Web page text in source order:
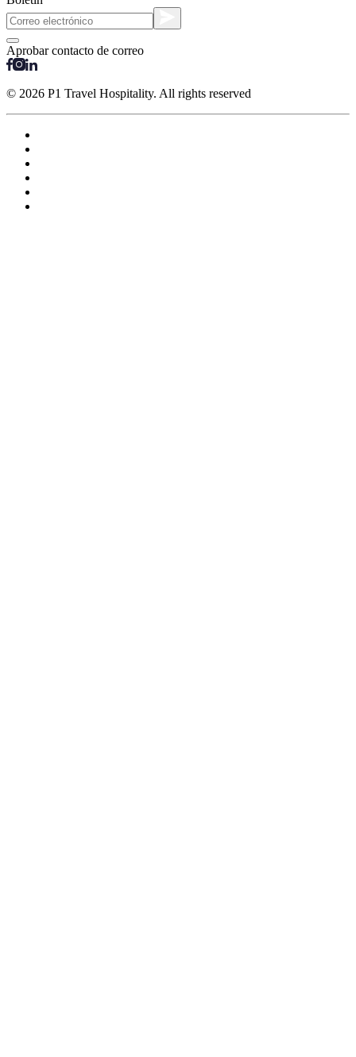
Aprobar contacto de correo
© 2026 P1 Travel Hospitality. All rights reserved